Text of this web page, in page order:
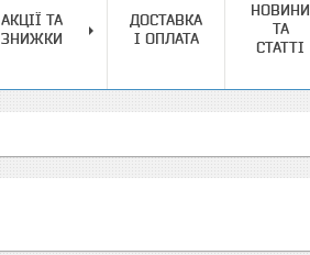
АКЦІЇ ТА
ЗНИЖКИ
ДОСТАВКА
І ОПЛАТА
НОВИНИ
ТА
СТАТТІ